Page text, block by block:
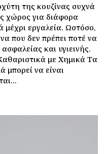
της κουζίνας συχνά
χώρος για διάφορα
μέχρι εργαλεία. Ωστόσο,
που δεν πρέπει ποτέ να
και υγιεινής.
με Χημικά Τα
μπορεί να είναι